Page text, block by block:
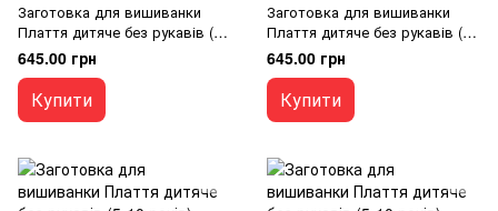
Заготовка для вишиванки
Плаття дитяче без рукавів (5-
10 років) ПДб/р-072 ТМ
"Кольорова"
645.00 грн
Купити
Заготовка для вишиванки
Плаття дитяче без рукавів (5-
10 років) ПДб/р-071 ТМ
"Кольорова"
645.00 грн
Купити